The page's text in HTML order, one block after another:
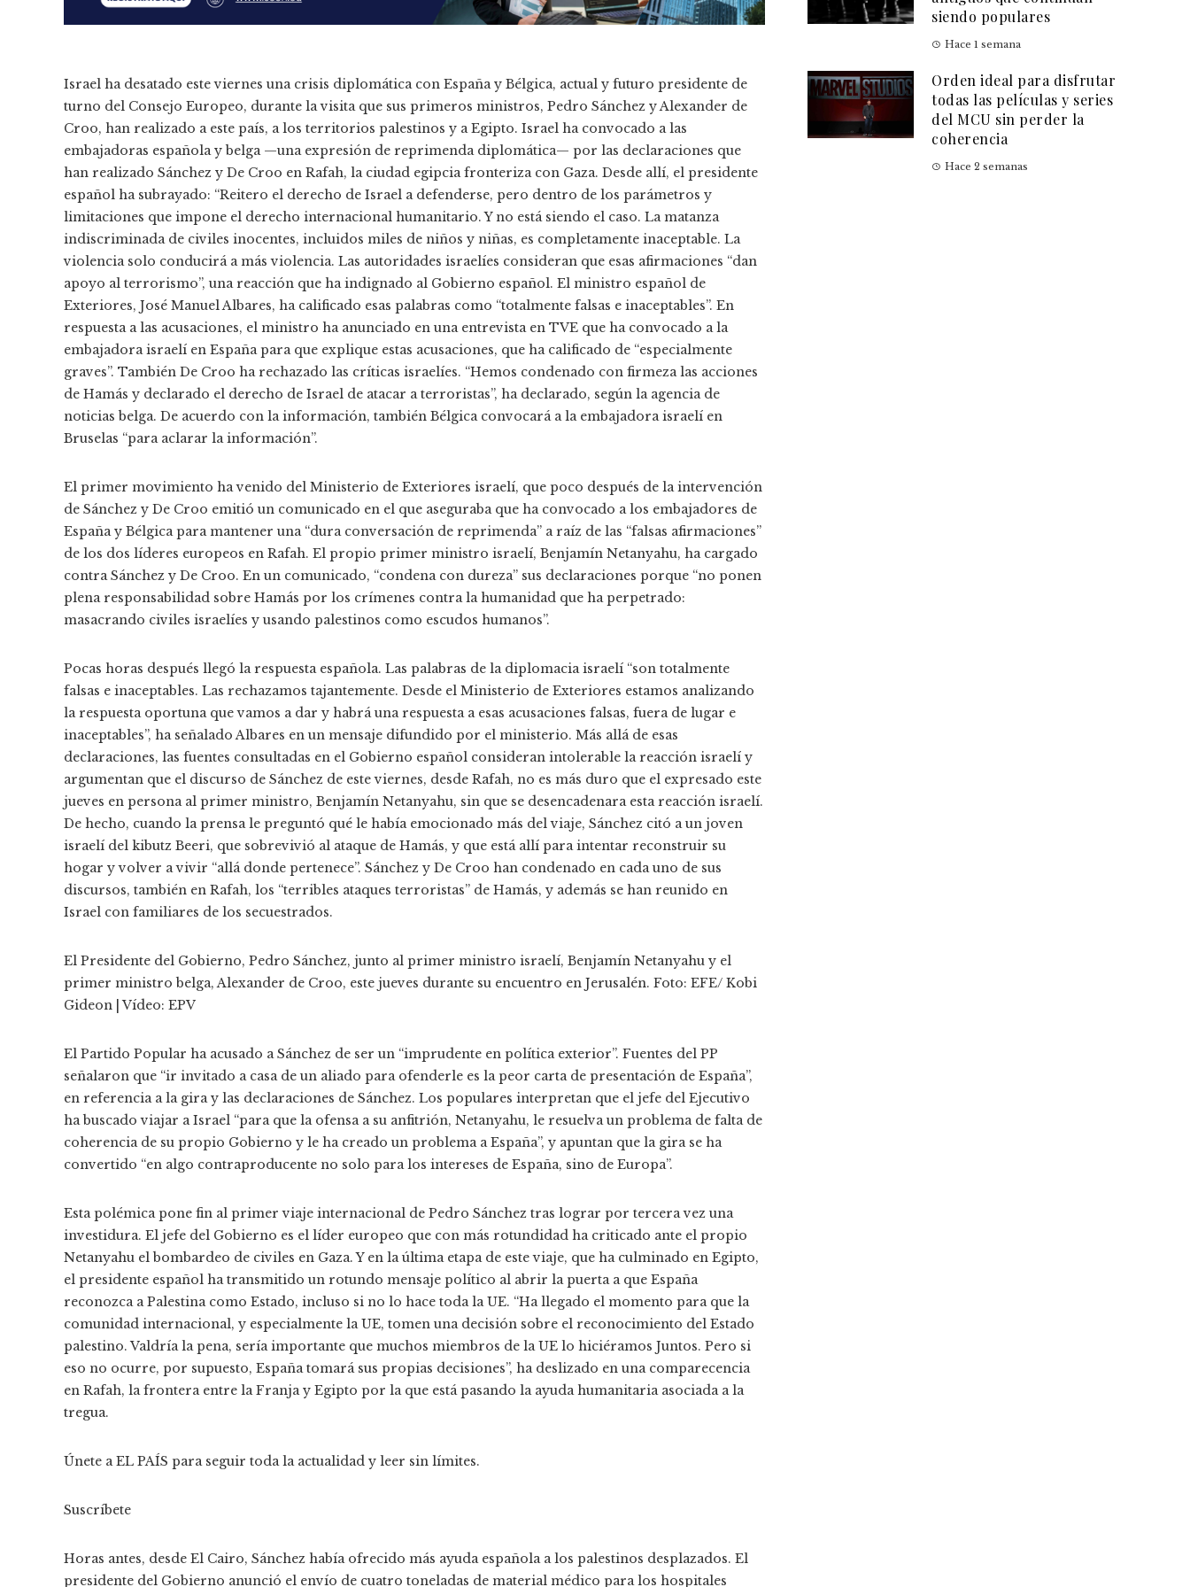
Israel ha desatado este viernes una crisis diplomática con España y Bélgica, actual y futuro presidente de
turno del Consejo Europeo, durante la visita que sus primeros ministros, Pedro Sánchez y Alexander de
Croo, han realizado a este país, a los territorios palestinos y a Egipto. Israel ha convocado a las
embajadoras española y belga —una expresión de reprimenda diplomática— por las declaraciones que
han realizado Sánchez y De Croo en Rafah, la ciudad egipcia fronteriza con Gaza. Desde allí, el presidente
español ha subrayado: “Reitero el derecho de Israel a defenderse, pero dentro de los parámetros y
limitaciones que impone el derecho internacional humanitario. Y no está siendo el caso. La matanza
indiscriminada de civiles inocentes, incluidos miles de niños y niñas, es completamente inaceptable. La
violencia solo conducirá a más violencia. Las autoridades israelíes consideran que esas afirmaciones “dan
apoyo al terrorismo”, una reacción que ha indignado al Gobierno español. El ministro español de
Exteriores, José Manuel Albares, ha calificado esas palabras como “totalmente falsas e inaceptables”. En
respuesta a las acusaciones, el ministro ha anunciado en una entrevista en TVE que ha convocado a la
embajadora israelí en España para que explique estas acusaciones, que ha calificado de “especialmente
graves”. También De Croo ha rechazado las críticas israelíes. “Hemos condenado con firmeza las acciones
de Hamás y declarado el derecho de Israel de atacar a terroristas”, ha declarado, según la agencia de
noticias belga. De acuerdo con la información, también Bélgica convocará a la embajadora israelí en
Bruselas “para aclarar la información”.
El primer movimiento ha venido del Ministerio de Exteriores israelí, que poco después de la intervención
de Sánchez y De Croo emitió un comunicado en el que aseguraba que ha convocado a los embajadores de
España y Bélgica para mantener una “dura conversación de reprimenda” a raíz de las “falsas afirmaciones”
de los dos líderes europeos en Rafah. El propio primer ministro israelí, Benjamín Netanyahu, ha cargado
contra Sánchez y De Croo. En un comunicado, “condena con dureza” sus declaraciones porque “no ponen
plena responsabilidad sobre Hamás por los crímenes contra la humanidad que ha perpetrado:
masacrando civiles israelíes y usando palestinos como escudos humanos”.
Pocas horas después llegó la respuesta española. Las palabras de la diplomacia israelí “son totalmente
falsas e inaceptables. Las rechazamos tajantemente. Desde el Ministerio de Exteriores estamos analizando
la respuesta oportuna que vamos a dar y habrá una respuesta a esas acusaciones falsas, fuera de lugar e
inaceptables”, ha señalado Albares en un mensaje difundido por el ministerio. Más allá de esas
declaraciones, las fuentes consultadas en el Gobierno español consideran intolerable la reacción israelí y
argumentan que el discurso de Sánchez de este viernes, desde Rafah, no es más duro que el expresado este
jueves en persona al primer ministro, Benjamín Netanyahu, sin que se desencadenara esta reacción israelí.
De hecho, cuando la prensa le preguntó qué le había emocionado más del viaje, Sánchez citó a un joven
israelí del kibutz Beeri, que sobrevivió al ataque de Hamás, y que está allí para intentar reconstruir su
hogar y volver a vivir “allá donde pertenece”. Sánchez y De Croo han condenado en cada uno de sus
discursos, también en Rafah, los “terribles ataques terroristas” de Hamás, y además se han reunido en
Israel con familiares de los secuestrados.
El Presidente del Gobierno, Pedro Sánchez, junto al primer ministro israelí, Benjamín Netanyahu y el
primer ministro belga, Alexander de Croo, este jueves durante su encuentro en Jerusalén. Foto: EFE/ Kobi
Gideon |Vídeo: EPV
El Partido Popular ha acusado a Sánchez de ser un “imprudente en política exterior”. Fuentes del PP
señalaron que “ir invitado a casa de un aliado para ofenderle es la peor carta de presentación de España”,
en referencia a la gira y las declaraciones de Sánchez. Los populares interpretan que el jefe del Ejecutivo
ha buscado viajar a Israel “para que la ofensa a su anfitrión, Netanyahu, le resuelva un problema de falta de
coherencia de su propio Gobierno y le ha creado un problema a España”, y apuntan que la gira se ha
convertido “en algo contraproducente no solo para los intereses de España, sino de Europa”.
Esta polémica pone fin al primer viaje internacional de Pedro Sánchez tras lograr por tercera vez una
investidura. El jefe del Gobierno es el líder europeo que con más rotundidad ha criticado ante el propio
Netanyahu el bombardeo de civiles en Gaza. Y en la última etapa de este viaje, que ha culminado en Egipto,
el presidente español ha transmitido un rotundo mensaje político al abrir la puerta a que España
reconozca a Palestina como Estado, incluso si no lo hace toda la UE. “Ha llegado el momento para que la
comunidad internacional, y especialmente la UE, tomen una decisión sobre el reconocimiento del Estado
palestino. Valdría la pena, sería importante que muchos miembros de la UE lo hiciéramos Juntos. Pero si
eso no ocurre, por supuesto, España tomará sus propias decisiones”, ha deslizado en una comparecencia
en Rafah, la frontera entre la Franja y Egipto por la que está pasando la ayuda humanitaria asociada a la
tregua.
Únete a EL PAÍS para seguir toda la actualidad y leer sin límites.
Suscríbete
Horas antes, desde El Cairo, Sánchez había ofrecido más ayuda española a los palestinos desplazados. El
presidente del Gobierno anunció el envío de cuatro toneladas de material médico para los hospitales
siendo populares
Hace 1 semana
Orden ideal para disfrutar
todas las películas y series
del MCU sin perder la
coherencia
Hace 2 semanas